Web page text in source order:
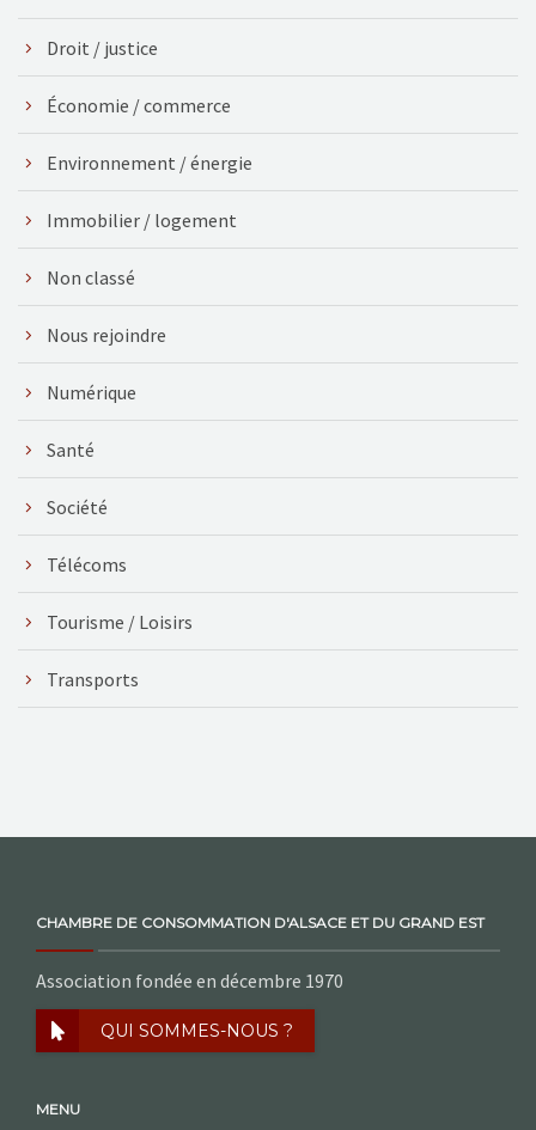
Droit / justice
Économie / commerce
Environnement / énergie
Immobilier / logement
Non classé
Nous rejoindre
Numérique
Santé
Société
Télécoms
Tourisme / Loisirs
Transports
CHAMBRE DE CONSOMMATION D'ALSACE ET DU GRAND EST
Association fondée en décembre 1970
QUI SOMMES-NOUS ?
MENU